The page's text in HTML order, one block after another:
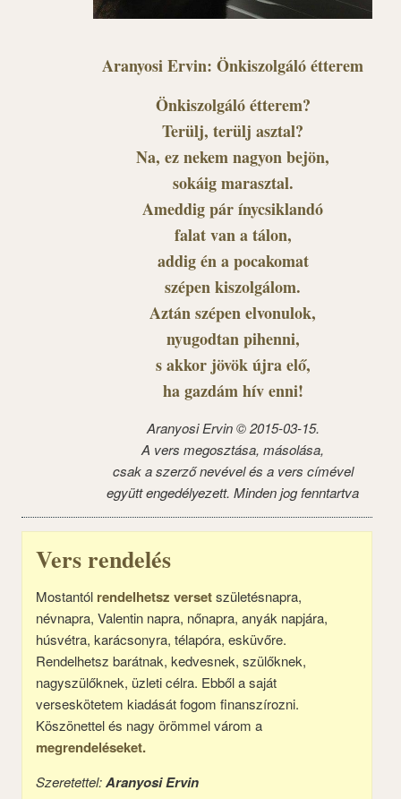
Aranyosi Ervin: Önkiszolgáló étterem
Önkiszolgáló étterem?
Terülj, terülj asztal?
Na, ez nekem nagyon bejön,
sokáig marasztal.
Ameddig pár ínycsiklandó
falat van a tálon,
addig én a pocakomat
szépen kiszolgálom.
Aztán szépen elvonulok,
nyugodtan pihenni,
s akkor jövök újra elő,
ha gazdám hív enni!
Aranyosi Ervin © 2015-03-15.
A vers megosztása, másolása,
csak a szerző nevével és a vers címével
együtt engedélyezett. Minden jog fenntartva
Vers rendelés
Mostantól rendelhetsz versetszületésnapra,
névnapra, Valentin napra, nőnapra, anyák napjára,
húsvétra, karácsonyra, télapóra, esküvőre.
Rendelhetsz barátnak, kedvesnek, szülőknek,
nagyszülőknek, üzleti célra. Ebből a saját
verseskötetem kiadását fogom finanszírozni.
Köszönettel és nagy örömmel várom a
megrendeléseket.
Szeretettel:Aranyosi Ervin